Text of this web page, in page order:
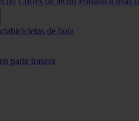
de bola
parte trasera